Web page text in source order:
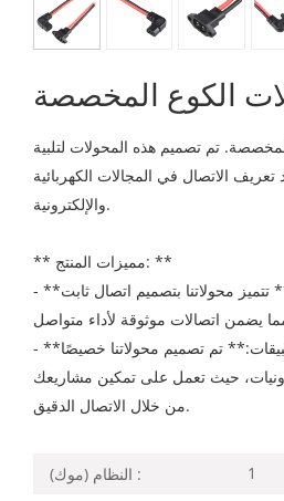
الكوع المخصصة
تم تصميم هذه المحولات لتلبية
الاتصال في المجالات الكهربائية
والإلكترونية.
** مميزات المنتج: **
- **تصميم الاتصال الثابت:** تتميز محولاتنا بتصميم اتصال ثابت
- **تعدد استخدامات التطبيقات:** تم تصميم محولاتنا خصيصًا
حيث تعمل على تمكين مشاريعك
من خلال الاتصال الدقيق.
النظام (موك) : 1